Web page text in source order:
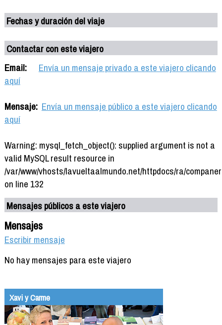
Fechas y duración del viaje
Contactar con este viajero
Email:
Envía un mensaje privado a este viajero clicando
aquí
Mensaje: Envía un mensaje público a este viajero clicando
aquí
Warning: mysql_fetch_object(): supplied argument is not a
valid MySQL result resource in
/var/www/vhosts/lavueltaalmundo.net/httpdocs/ra/
on line 132
Mensajes públicos a este viajero
Mensajes
Escribir mensaje
No hay mensajes para este viajero
Xavi y Carme